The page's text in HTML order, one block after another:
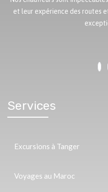
et leur expérience des routes
Services
Excursions à Tanger
Voyages au Maroc